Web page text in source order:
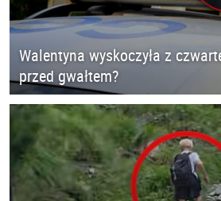
Walentyna wyskoczyła z
przed gwałtem?